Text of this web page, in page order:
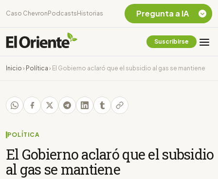
Caso Chevron Podcasts Historias
Suscribirse
Inicio › Política › El Gobierno aclaró que el subsidio al gas se mantiene
POLÍTICA
El Gobierno aclaró que el subsidio
al gas se mantiene
Pregunta a IA
Chevron Ecuador